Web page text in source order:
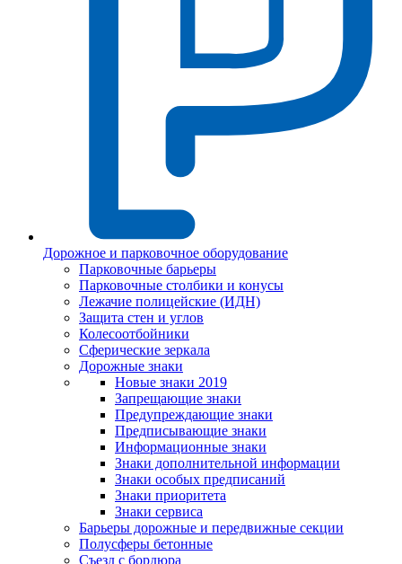
Дорожное и парковочное оборудование
Парковочные барьеры
Парковочные столбики и конусы
Лежачие полицейские (ИДН)
Защита стен и углов
Колесоотбойники
Сферические зеркала
Дорожные знаки
Новые знаки 2019
Запрещающие знаки
Предупреждающие знаки
Предписывающие знаки
Информационные знаки
Знаки дополнительной информации
Знаки особых предписаний
Знаки приоритета
Знаки сервиса
Барьеры дорожные и передвижные секции
Полусферы бетонные
Съезд с бордюра